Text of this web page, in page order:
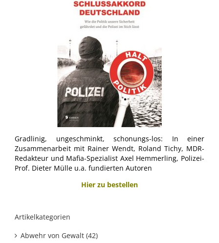
Gradlinig, ungeschminkt, schonungs-los: In einer
Zusammenarbeit mit Rainer Wendt, Roland Tichy, MDR-
Redakteur und Mafia-Spezialist Axel Hemmerling, Polizei-
Prof. Dieter Mülle u.a. fundierten Autoren
Hier zu bestellen
Artikelkategorien
Abwehr von Gewalt (42)